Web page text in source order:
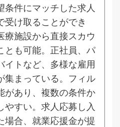
条件にマッチした求人
受け取ることができ
療施設から直接スカウ
とも可能。正社員、パ
イトなど、多様な雇用
集まっている。フィル
があり、複数の条件か
やすい。求人応募し入
場合、就業応援金が提